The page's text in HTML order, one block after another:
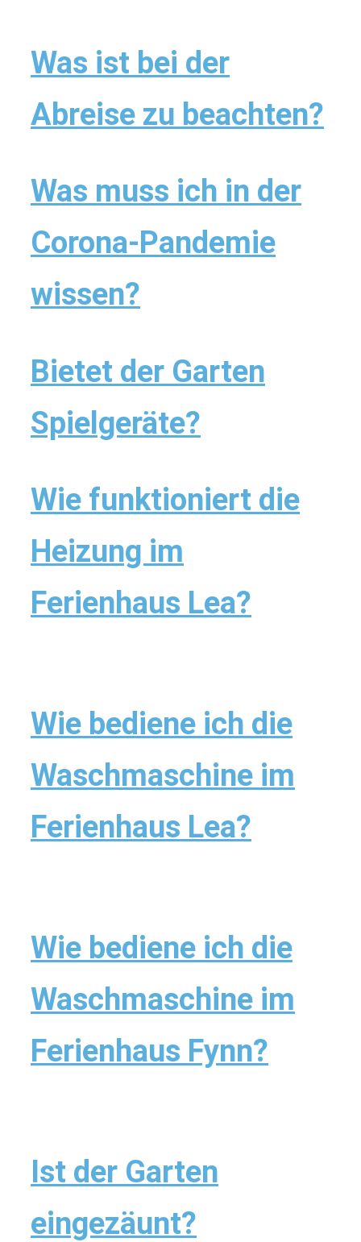
Was ist bei der
Abreise zu beachten?
Was muss ich in der
Corona-Pandemie
wissen?
Bietet der Garten
Spielgeräte?
Wie funktioniert die
Heizung im
Ferienhaus Lea?
Wie bediene ich die
Waschmaschine im
Ferienhaus Lea?
Wie bediene ich die
Waschmaschine im
Ferienhaus Fynn?
Ist der Garten
eingezäunt?